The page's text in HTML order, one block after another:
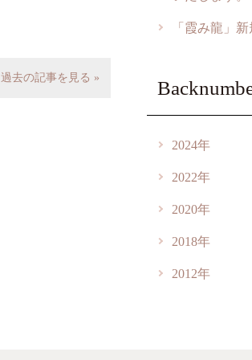
過去の記事を見る »
「霞み龍」
2024年
2022年
2020年
2018年
2012年